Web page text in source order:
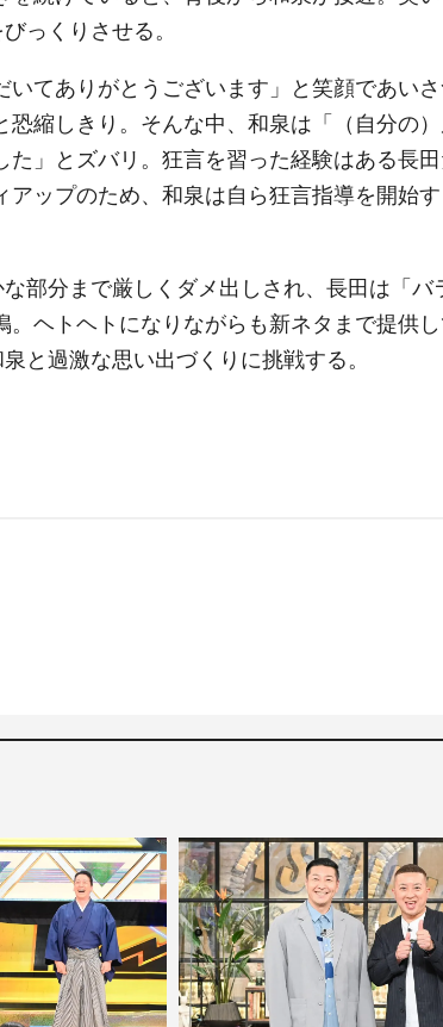
っくりさせる。
てありがとうございます」と笑顔であい
縮しきり。そんな中、和泉は「（自分の
」とズバリ。狂言を習った経験はある長
ップのため、和泉は自ら狂言指導を開始す
な部分まで厳しくダメ出しされ、長田は「バ
ヘトヘトになりながらも新ネタまで提供
と過激な思い出づくりに挑戦する。